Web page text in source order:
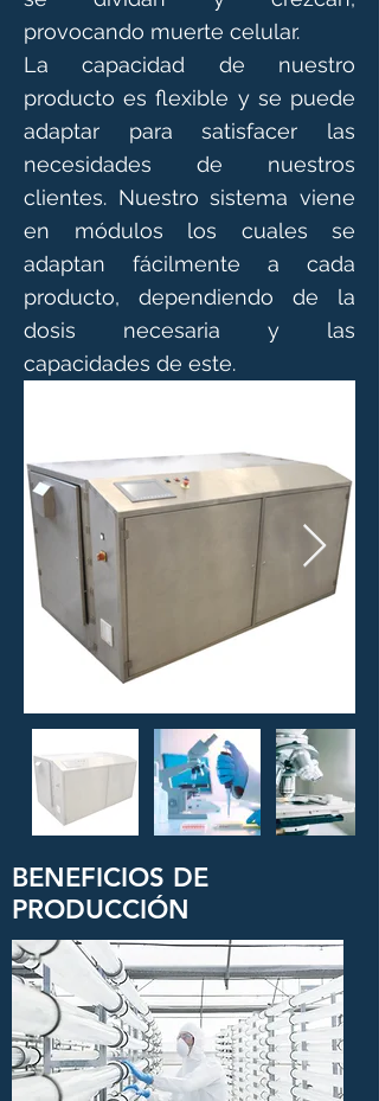
provocando muerte celular.
La capacidad de nuestro
producto es flexible y se puede
adaptar para satisfacer las
necesidades de nuestros
clientes. Nuestro sistema viene
en módulos los cuales se
adaptan fácilmente a cada
producto, dependiendo de la
dosis necesaria y las
capacidades de este.
BENEFICIOS DE
PRODUCCIÓN